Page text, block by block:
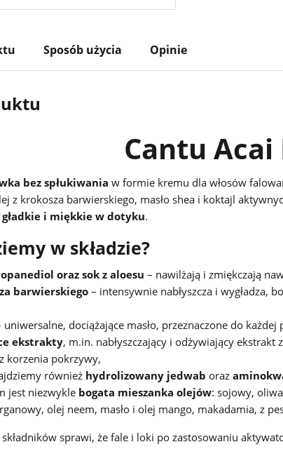
Sposób użycia Opinie
Cantu
bez spłukiwania w formie kremu dla włosów
z krokosza barwierskiego, masło shea i koktajl
i miękkie w dotyku.
w składzie?
oraz sok z aloesu – nawilżają i zmiękczają
barwierskiego– intensywnie nabłyszcza i wygładza,
uniwersalne, dociążające masło, przeznaczone do każdej
ekstrakty, m.in. nabłyszczający i odżywiający
korzenia pokrzywy,
również hydrolizowany jedwab oraz
jest niezwykle bogata mieszanka olejów: sojowy,
olej neem, masło i olej mango, makadamia, z
składników sprawi, że fale i loki po zastosowaniu